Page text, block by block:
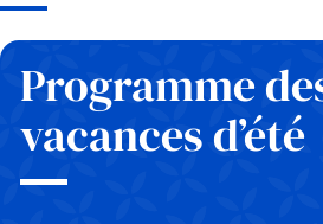
Programme
vacances d’été